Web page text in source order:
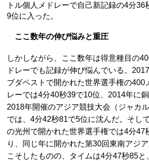
トル個人メドレーで自己新記録の4分36
9位に入った。
ここ数年の伸び悩みと重圧
しかしながら、ここ数年は得意種目の
ドレーでも記録が伸び悩んでいる。
ブダペストで開かれた世界選手権の400
レーでは4分40秒39で10位、2014年に
2018年開催のアジア競技大会（ジャカ
では、4分42秒81で5位に沈んだ。そし
の光州で開かれた世界選手権では4分47
り、同じ年に開かれた第30回東南アジ
こそしたものの、タイムは4分47秒85